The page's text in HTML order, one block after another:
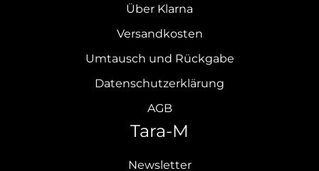
Über Klarna
Versandkosten
Umtausch und Rückgabe
Datenschutzerklärung
AGB
Tara-M
Newsletter